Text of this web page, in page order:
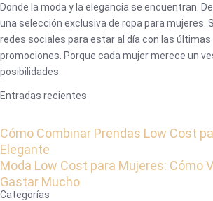
Donde la moda y la elegancia se encuentran.
una selección exclusiva de ropa para mujeres.
redes sociales para estar al día con las
promociones. Porque cada mujer merece un
posibilidades.
Entradas recientes
Cómo Combinar Prendas Low Cost
Elegante
Moda Low Cost para Mujeres: Cómo
Gastar Mucho
Categorías